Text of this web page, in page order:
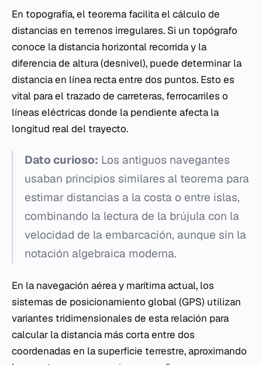
En topografía, el teorema facilita el cálculo de
distancias en terrenos irregulares. Si un topógrafo
conoce la distancia horizontal recorrida y la
diferencia de altura (desnivel), puede determinar la
distancia en línea recta entre dos puntos. Esto es
vital para el trazado de carreteras, ferrocarriles o
líneas eléctricas donde la pendiente afecta la
longitud real del trayecto.
Dato curioso: Los antiguos navegantes
usaban principios similares al teorema para
estimar distancias a la costa o entre islas,
combinando la lectura de la brújula con la
velocidad de la embarcación, aunque sin la
notación algebraica moderna.
En la navegación aérea y marítima actual, los
sistemas de posicionamiento global (GPS) utilizan
variantes tridimensionales de esta relación para
calcular la distancia más corta entre dos
coordenadas en la superficie terrestre, aproximando